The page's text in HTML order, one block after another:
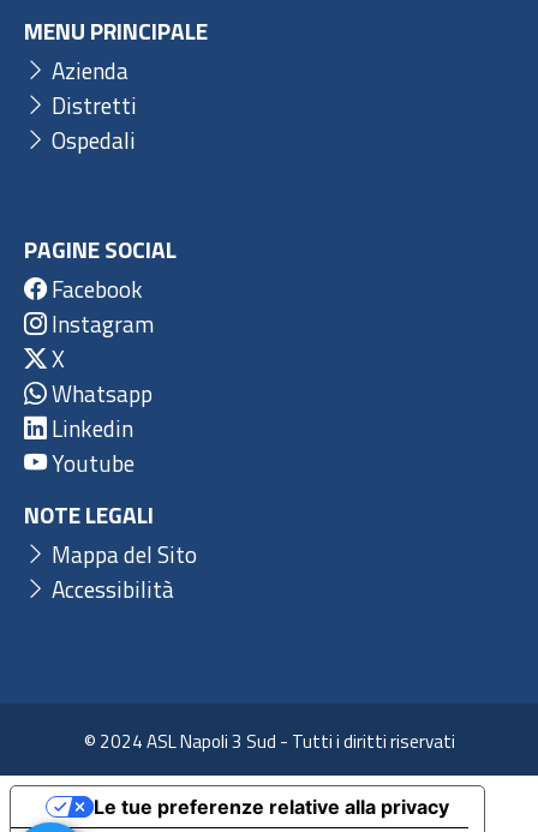
MENU PRINCIPALE
Azienda
Distretti
Ospedali
PAGINE SOCIAL
Facebook
Instagram
X
Whatsapp
Linkedin
Youtube
NOTE LEGALI
Mappa del Sito
Accessibilità
© 2024 ASL Napoli 3 Sud - Tutti i diritti riservati
Le tue preferenze relative alla privacy